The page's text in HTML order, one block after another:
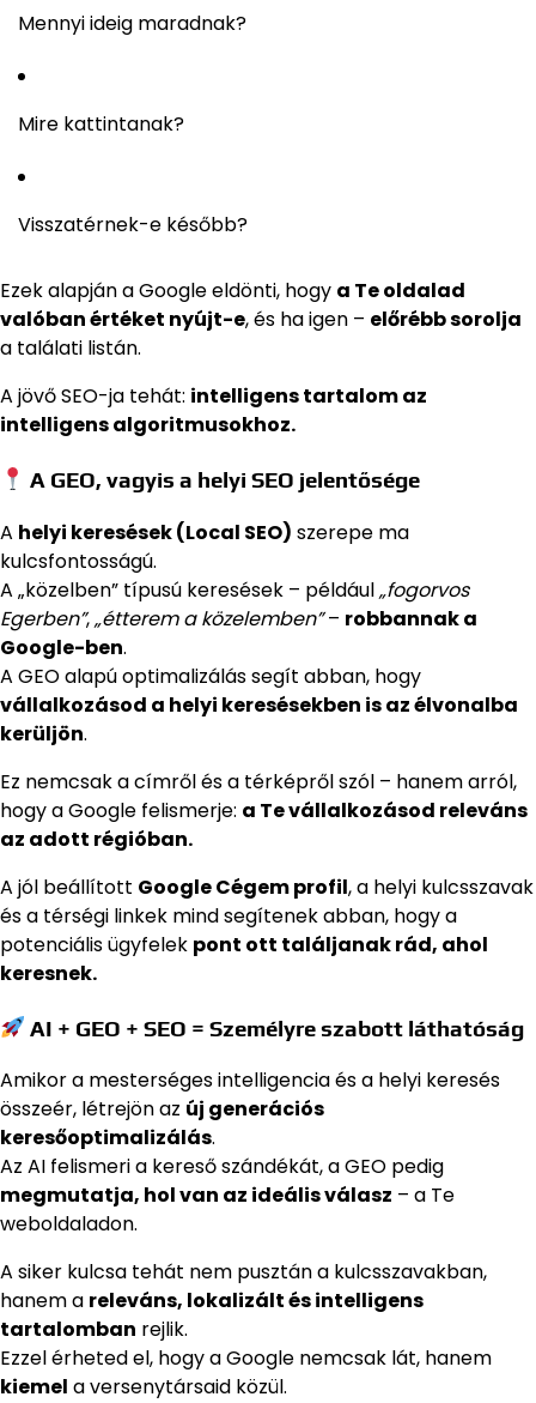
Mennyi ideig maradnak?
Mire kattintanak?
Visszatérnek-e később?
Ezek alapján a Google eldönti, hogy a Te oldalad
valóban értéket nyújt-e, és ha igen – előrébb sorolja
a találati listán.
A jövő SEO-ja tehát: intelligens tartalom az
intelligens algoritmusokhoz.
A GEO, vagyis a helyi SEO jelentősége
A helyi keresések (Local SEO) szerepe ma
kulcsfontosságú.
A „közelben” típusú keresések – például„fogorvos
Egerben”,„étterem a közelemben”– robbannak a
Google-ben.
A GEO alapú optimalizálás segít abban, hogy
vállalkozásod a helyi keresésekben is az élvonalba
kerüljön.
Ez nemcsak a címről és a térképről szól – hanem arról,
hogy a Google felismerje: a Te vállalkozásod releváns
az adott régióban.
A jól beállított Google Cégem profil, a helyi kulcsszavak
és a térségi linkek mind segítenek abban, hogy a
potenciális ügyfelek pont ott találjanak rád, ahol
keresnek.
AI + GEO + SEO = Személyre szabott láthatóság
Amikor a mesterséges intelligencia és a helyi keresés
összeér, létrejön az új generációs
keresőoptimalizálás.
Az AI felismeri a kereső szándékát, a GEO pedig
megmutatja, hol van az ideális válasz – a Te
weboldaladon.
A siker kulcsa tehát nem pusztán a kulcsszavakban,
hanem a releváns, lokalizált és intelligens
tartalomban rejlik.
Ezzel érheted el, hogy a Google nemcsak lát, hanem
kiemel a versenytársaid közül.